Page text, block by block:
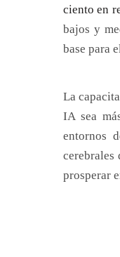
ciento en
bajos y
base para
La
IA sea
entornos
cerebrales
prosperar